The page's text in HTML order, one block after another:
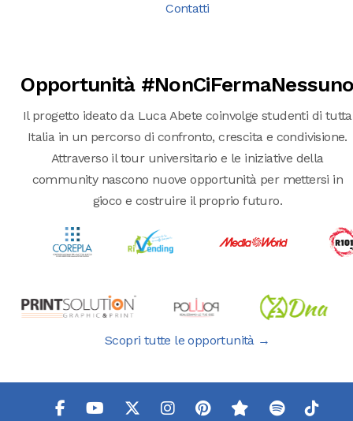
Contatti
Opportunità
Il progetto ideato da Luca Abete coinvolge studenti di tutta
Italia in un percorso di confronto, crescita e condivisione.
Attraverso il tour universitario e le iniziative della
community nascono nuove opportunità per mettersi in
gioco e costruire il proprio futuro.
Scopri tutte le opportunità →